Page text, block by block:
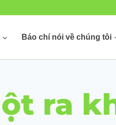
Báo chí nói về chúng tôi
ra